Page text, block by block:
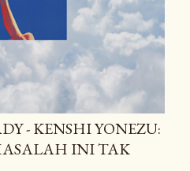
- KENSHI YONEZU:
INI TAK